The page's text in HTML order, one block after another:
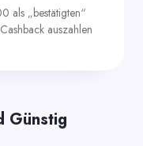
als „bestätigten“
auszahlen
Günstig